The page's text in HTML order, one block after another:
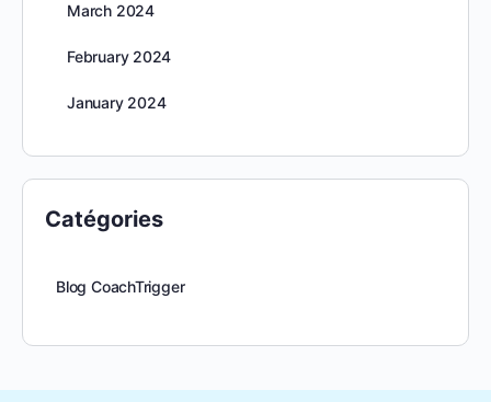
March 2024
February 2024
January 2024
Catégories
Blog CoachTrigger